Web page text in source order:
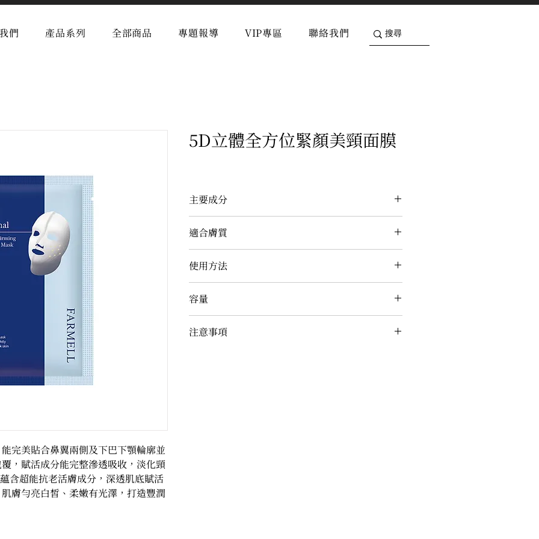
們 產品系列 全部商品 專題報導 VIP專區 聯絡我們
完美貼合鼻翼兩側及下巴下顎輪廓並
，賦活成分能完整滲透吸收，淡化頸
含超能抗老活膚成分，深透肌底賦活
膚勻亮白皙、柔嫩有光澤，打造豐潤
5D立體全方位緊顏美頸面膜
主要成分
胡椒莓、雨生紅球藻提取物、水解彈性蛋白、水解
珍珠、水解膠原蛋白、人參囊泡、小分子玻尿酸、
尿囊素
適合膚質
使用方法
2.把面膜敷蓋臉頸部位，調整眼唇位置並服貼臉部
及頸部。
3.停留15-20分鐘後，取下面膜。
容量
注意事項